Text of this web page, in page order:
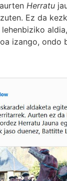
Herratu
Ez da
izango, ondo